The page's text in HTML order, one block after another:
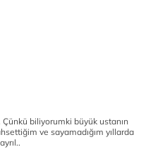
Çünkü biliyorumki büyük ustanın
ve sayamadığım yıllarda